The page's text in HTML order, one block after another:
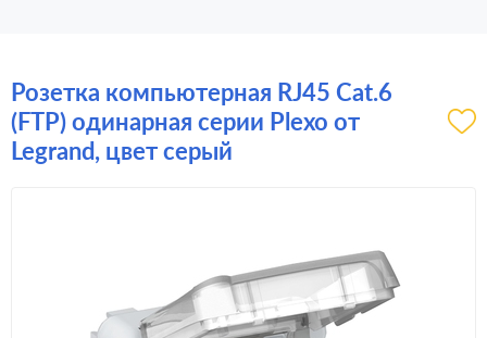
Розетка компьютерная RJ45 Cat.6
(FTP) одинарная серии Plexo от
Legrand, цвет серый